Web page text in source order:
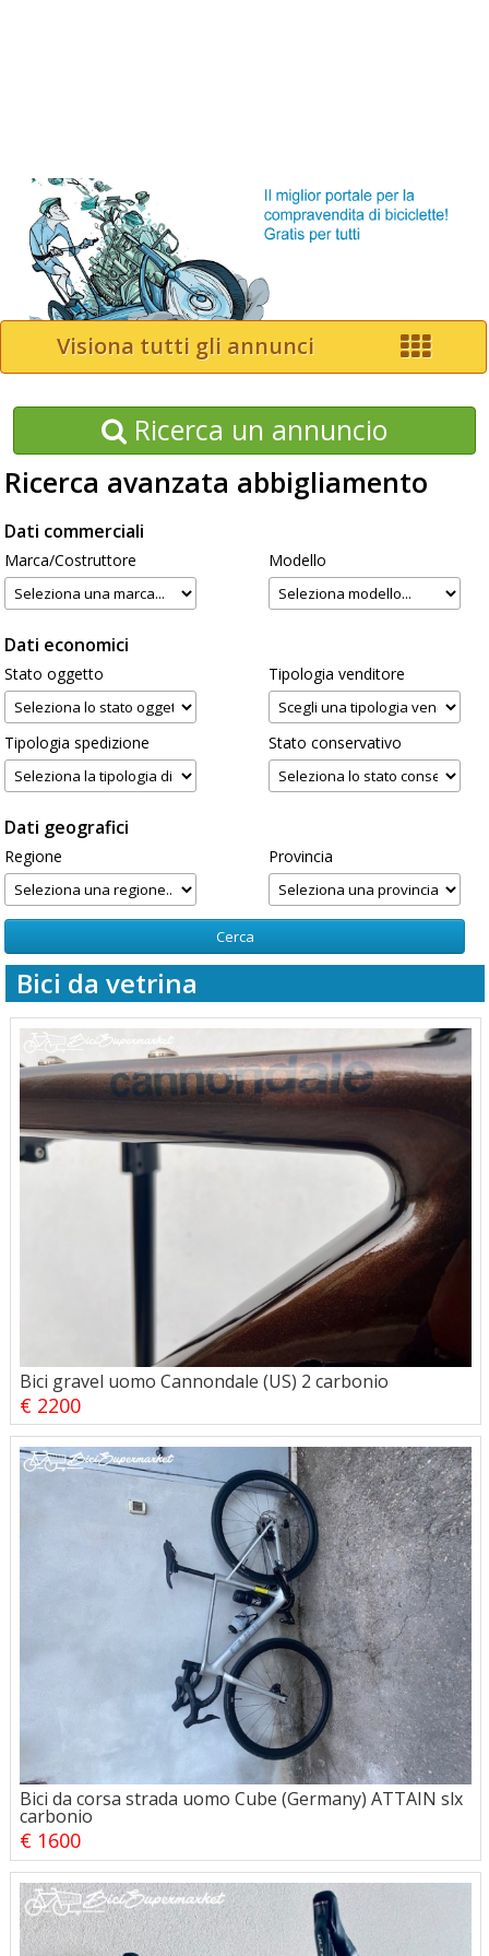
Visiona tutti gli annunci
Ricerca un annuncio
Ricerca avanzata abbigliamento
Dati commerciali
Marca/Costruttore Modello
Dati economici
Stato oggetto Tipologia venditore
Tipologia spedizione Stato conservativo
Dati geografici
Regione Provincia
Bici da vetrina
Bici gravel uomo Cannondale (US) 2 carbonio
€ 2200
Bici da corsa strada uomo Cube (Germany) ATTAIN slx
carbonio
€ 1600